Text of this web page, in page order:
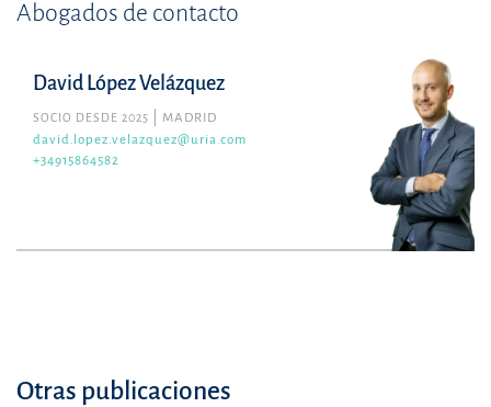
Abogados de contacto
David López Velázquez
SOCIO DESDE 2025
MADRID
david.lopez.velazquez@uria.com
+34915864582
Otras publicaciones